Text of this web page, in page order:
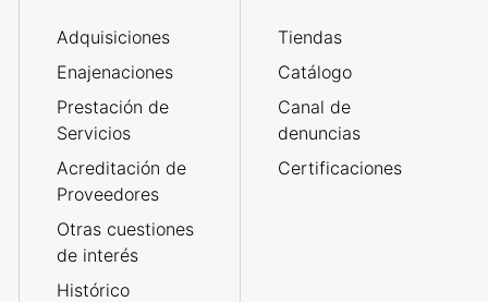
Adquisiciones
Enajenaciones
Prestación de
Servicios
Acreditación de
Proveedores
Otras cuestiones
de interés
Histórico
Tiendas
Catálogo
Canal de
denuncias
Certificaciones